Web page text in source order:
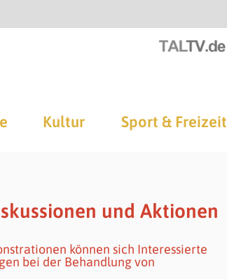
Kultur Sport & Freizeit
und Aktionen
können sich Interessierte
bei der Behandlung von